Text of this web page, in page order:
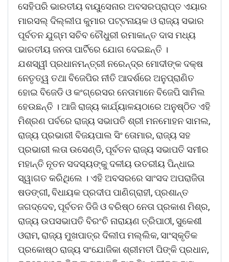
ସେହିପରି ଭାରତୀୟ ବାୟୁସେନାର ଅବସରପ୍ରାପ୍ତ ଏୟାର
ମାରସଲ୍ ଦିଲ୍ଲୀପ କୁମାର ପଟ୍ଟନାୟକ ଓ ରାଜ୍ୟ ସଭାର
ପୂର୍ବତନ ଯୁଗ୍ମ ସଚିବ ଚୌଧୁରୀ ରମାକାନ୍ତ ଦାସ ମଧ୍ୟ
ଭାରତୀୟ ଜନତା ପାର୍ଟିରେ ଯୋଗ ଦେଇଛନ୍ତି ।
ଯଶସ୍ୱୀ ପ୍ରଧାନମନ୍ତ୍ରୀ ନରେନ୍ଦ୍ର ମୋଦୀଙ୍କ ଦକ୍ଷ
ନେତୃତ୍ୱ ତଥା ବିଜେପିର ନୀତି ଆଦର୍ଶରେ ଅନୁପ୍ରାଣିତ
ହୋଇ ବିଜେଡି ଓ କଂଗ୍ରେସର ନେତାମାନେ ବିଜେପି ସାମିଲ
ହେଉଛନ୍ତି । ଆଜି ରାଜ୍ୟ କାର୍ଯ୍ୟାଳୟଠାରେ ଅନୁଷ୍ଠିତ ଏହି
ମିଶ୍ରଣ ପର୍ବରେ ରାଜ୍ୟ ସଭାପତି ଶ୍ରୀ ମନମୋହନ ସାମଲ,
ରାଜ୍ୟ ପ୍ରଭାରୀ ବିଜୟପାଲ ସିଂ ତୋମାର, ରାଜ୍ୟ ସହ
ପ୍ରଭାରୀ ଲତା ଉସେଣ୍ଡି, ପୂର୍ବତନ ରାଜ୍ୟ ସଭାପତି ସମୀର
ମହାନ୍ତି ନୂତନ ସଦସ୍ୟଙ୍କୁ ଦଳୀୟ ଉତରୀୟ ପିନ୍ଧାଇ
ସ୍ୱାଗତ କରିଥିଲେ । ଏହି ଅବସରରେ ସାଂସଦ ଅପରାଜିତା
ଷଡଙ୍ଗୀ, ବିଧାୟକ ପ୍ରଦୀପ ପାଣିଗ୍ରାହୀ, ପ୍ରଶାନ୍ତ
ଜଗଦ୍ଦେବ, ପୂର୍ବତନ ଡିଜି ଓ ବରିଷ୍ଠ ନେତା ପ୍ରକାଶ ମିଶ୍ର,
ରାଜ୍ୟ ଉପସଭାପତି ବିରଂଚି ନାରାୟଣ ତ୍ରିପାଠୀ, ସୁକେଶୀ
ଓରାମ, ରାଜ୍ୟ ମୁଖପାତ୍ର ଦିଲୀପ ମଲ୍ଲିକ, ସାଂସ୍କୃତିକ
ପ୍ରକୋଷ୍ଠ ରାଜ୍ୟ ସଂଯୋଜିକା ଶ୍ରୀମତୀ ପିଙ୍କି ପ୍ରଧାନ,